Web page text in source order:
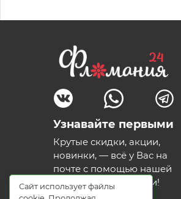
Узнавайте первыми
Крутые скидки, акции,
новинки, — всё у Вас на
почте с помощью нашей
волшебной рассылки!
Сайт использует файлы